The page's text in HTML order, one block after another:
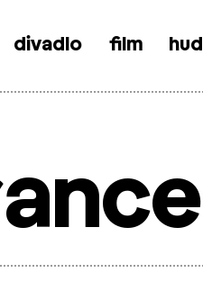
divadlo film